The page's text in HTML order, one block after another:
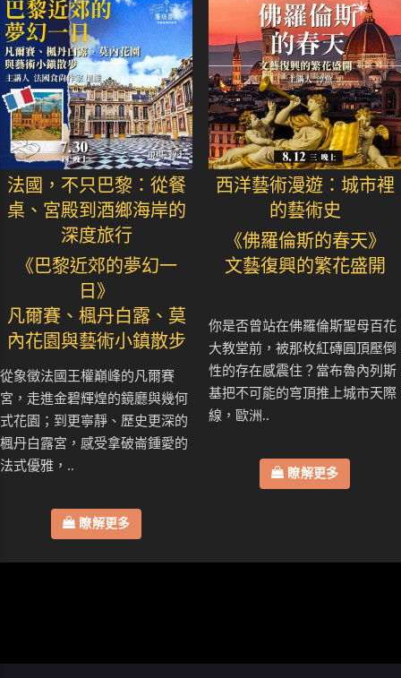
法國，不只巴黎：從餐
桌、宮殿到酒鄉海岸的
深度旅行
《巴黎近郊的夢幻一
日》
凡爾賽、楓丹白露、莫
內花園與藝術小鎮散步
從象徵法國王權巔峰的凡爾賽
宮，走進金碧輝煌的鏡廳與幾何
式花園；到更寧靜、歷史更深的
楓丹白露宮，感受拿破崙鍾愛的
法式優雅，..
瞭解更多
西洋藝術漫遊：城市裡
的藝術史
《佛羅倫斯的春天》
文藝復興的繁花盛開
你是否曾站在佛羅倫斯聖母百花
大教堂前，被那枚紅磚圓頂壓倒
性的存在感震住？當布魯內列斯
基把不可能的穹頂推上城市天際
線，歐洲..
瞭解更多